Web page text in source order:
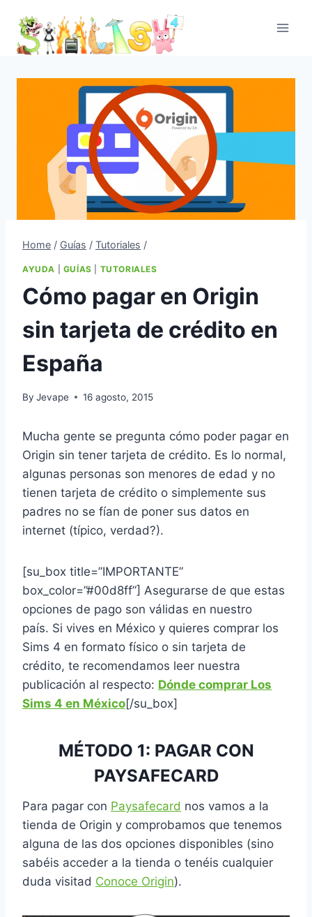
content
Home / Guías / Tutoriales /
AYUDA GUÍAS TUTORIALES
Cómo pagar en Origin
sin tarjeta de crédito en
España
By Jevape 16 agosto, 2015
Mucha gente se pregunta cómo poder pagar en
Origin sin tener tarjeta de crédito. Es lo normal,
algunas personas son menores de edad y no
tienen tarjeta de crédito o simplemente sus
padres no se fían de poner sus datos en
internet (típico, verdad?).
[su_box title=”IMPORTANTE”
box_color=”#00d8ff”] Asegurarse de que estas
opciones de pago son válidas en nuestro
país. Si vives en México y quieres comprar los
Sims 4 en formato físico o sin tarjeta de
crédito, te recomendamos leer nuestra
publicación al respecto: Dónde comprar Los
Sims 4 en México[/su_box]
MÉTODO 1: PAGAR CON
PAYSAFECARD
Para pagar con Paysafecard nos vamos a la
tienda de Origin y comprobamos que tenemos
alguna de las dos opciones disponibles (sino
sabéis acceder a la tienda o tenéis cualquier
duda visitad Conoce Origin).